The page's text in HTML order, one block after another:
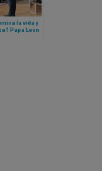
la vida y
Papa León